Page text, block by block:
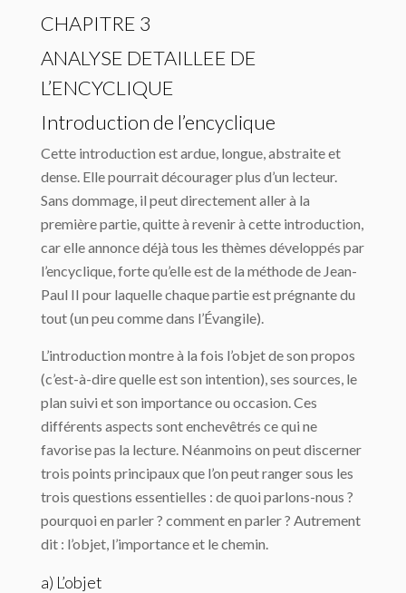
CHAPITRE 3
ANALYSE DETAILLEE DE
L’ENCYCLIQUE
Introduction de l’encyclique
Cette introduction est ardue, longue, abstraite et
dense. Elle pourrait décourager plus d’un lecteur.
Sans dommage, il peut directement aller à la
première partie, quitte à revenir à cette introduction,
car elle annonce déjà tous les thèmes développés par
l’encyclique, forte qu’elle est de la méthode de Jean-
Paul II pour laquelle chaque partie est prégnante du
tout (un peu comme dans l’Évangile).
L’introduction montre à la fois l’objet de son propos
(c’est-à-dire quelle est son intention), ses sources, le
plan suivi et son importance ou occasion. Ces
différents aspects sont enchevêtrés ce qui ne
favorise pas la lecture. Néanmoins on peut discerner
trois points principaux que l’on peut ranger sous les
trois questions essentielles : de quoi parlons-nous ?
pourquoi en parler ? comment en parler ? Autrement
dit : l’objet, l’importance et le chemin.
a) L’objet